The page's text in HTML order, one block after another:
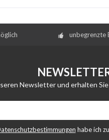
unbegrenzte
Newsletter und erhalten
habe ich